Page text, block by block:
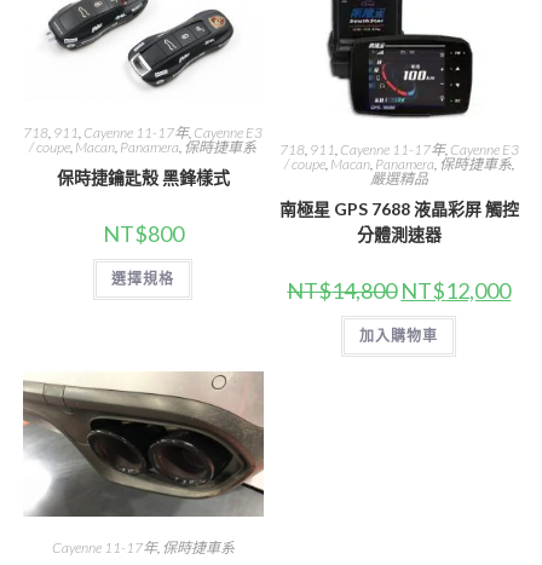
718 911 Cayenne 11-17年, Cayenne E3
/ coupe Macan Panamera 保時捷車系
保時捷鑰匙殼 黑鋒樣式
NT$800
選擇規格
此
品
款
式。
可
在
產
品
頁
面
選
擇
選
項
718, 911 Cayenne 11-17年, Cayenne E3
/ coupe, Macan, Panamera 保時捷車系,
嚴選精品
南極星 GPS 7688 液晶彩屏 觸控
分體測速器
NT$14,800 原
始
價
格：
NT$14,800。
NT$12,000目
前
加入購物車
Cayenne 11-17年, 保時捷車系